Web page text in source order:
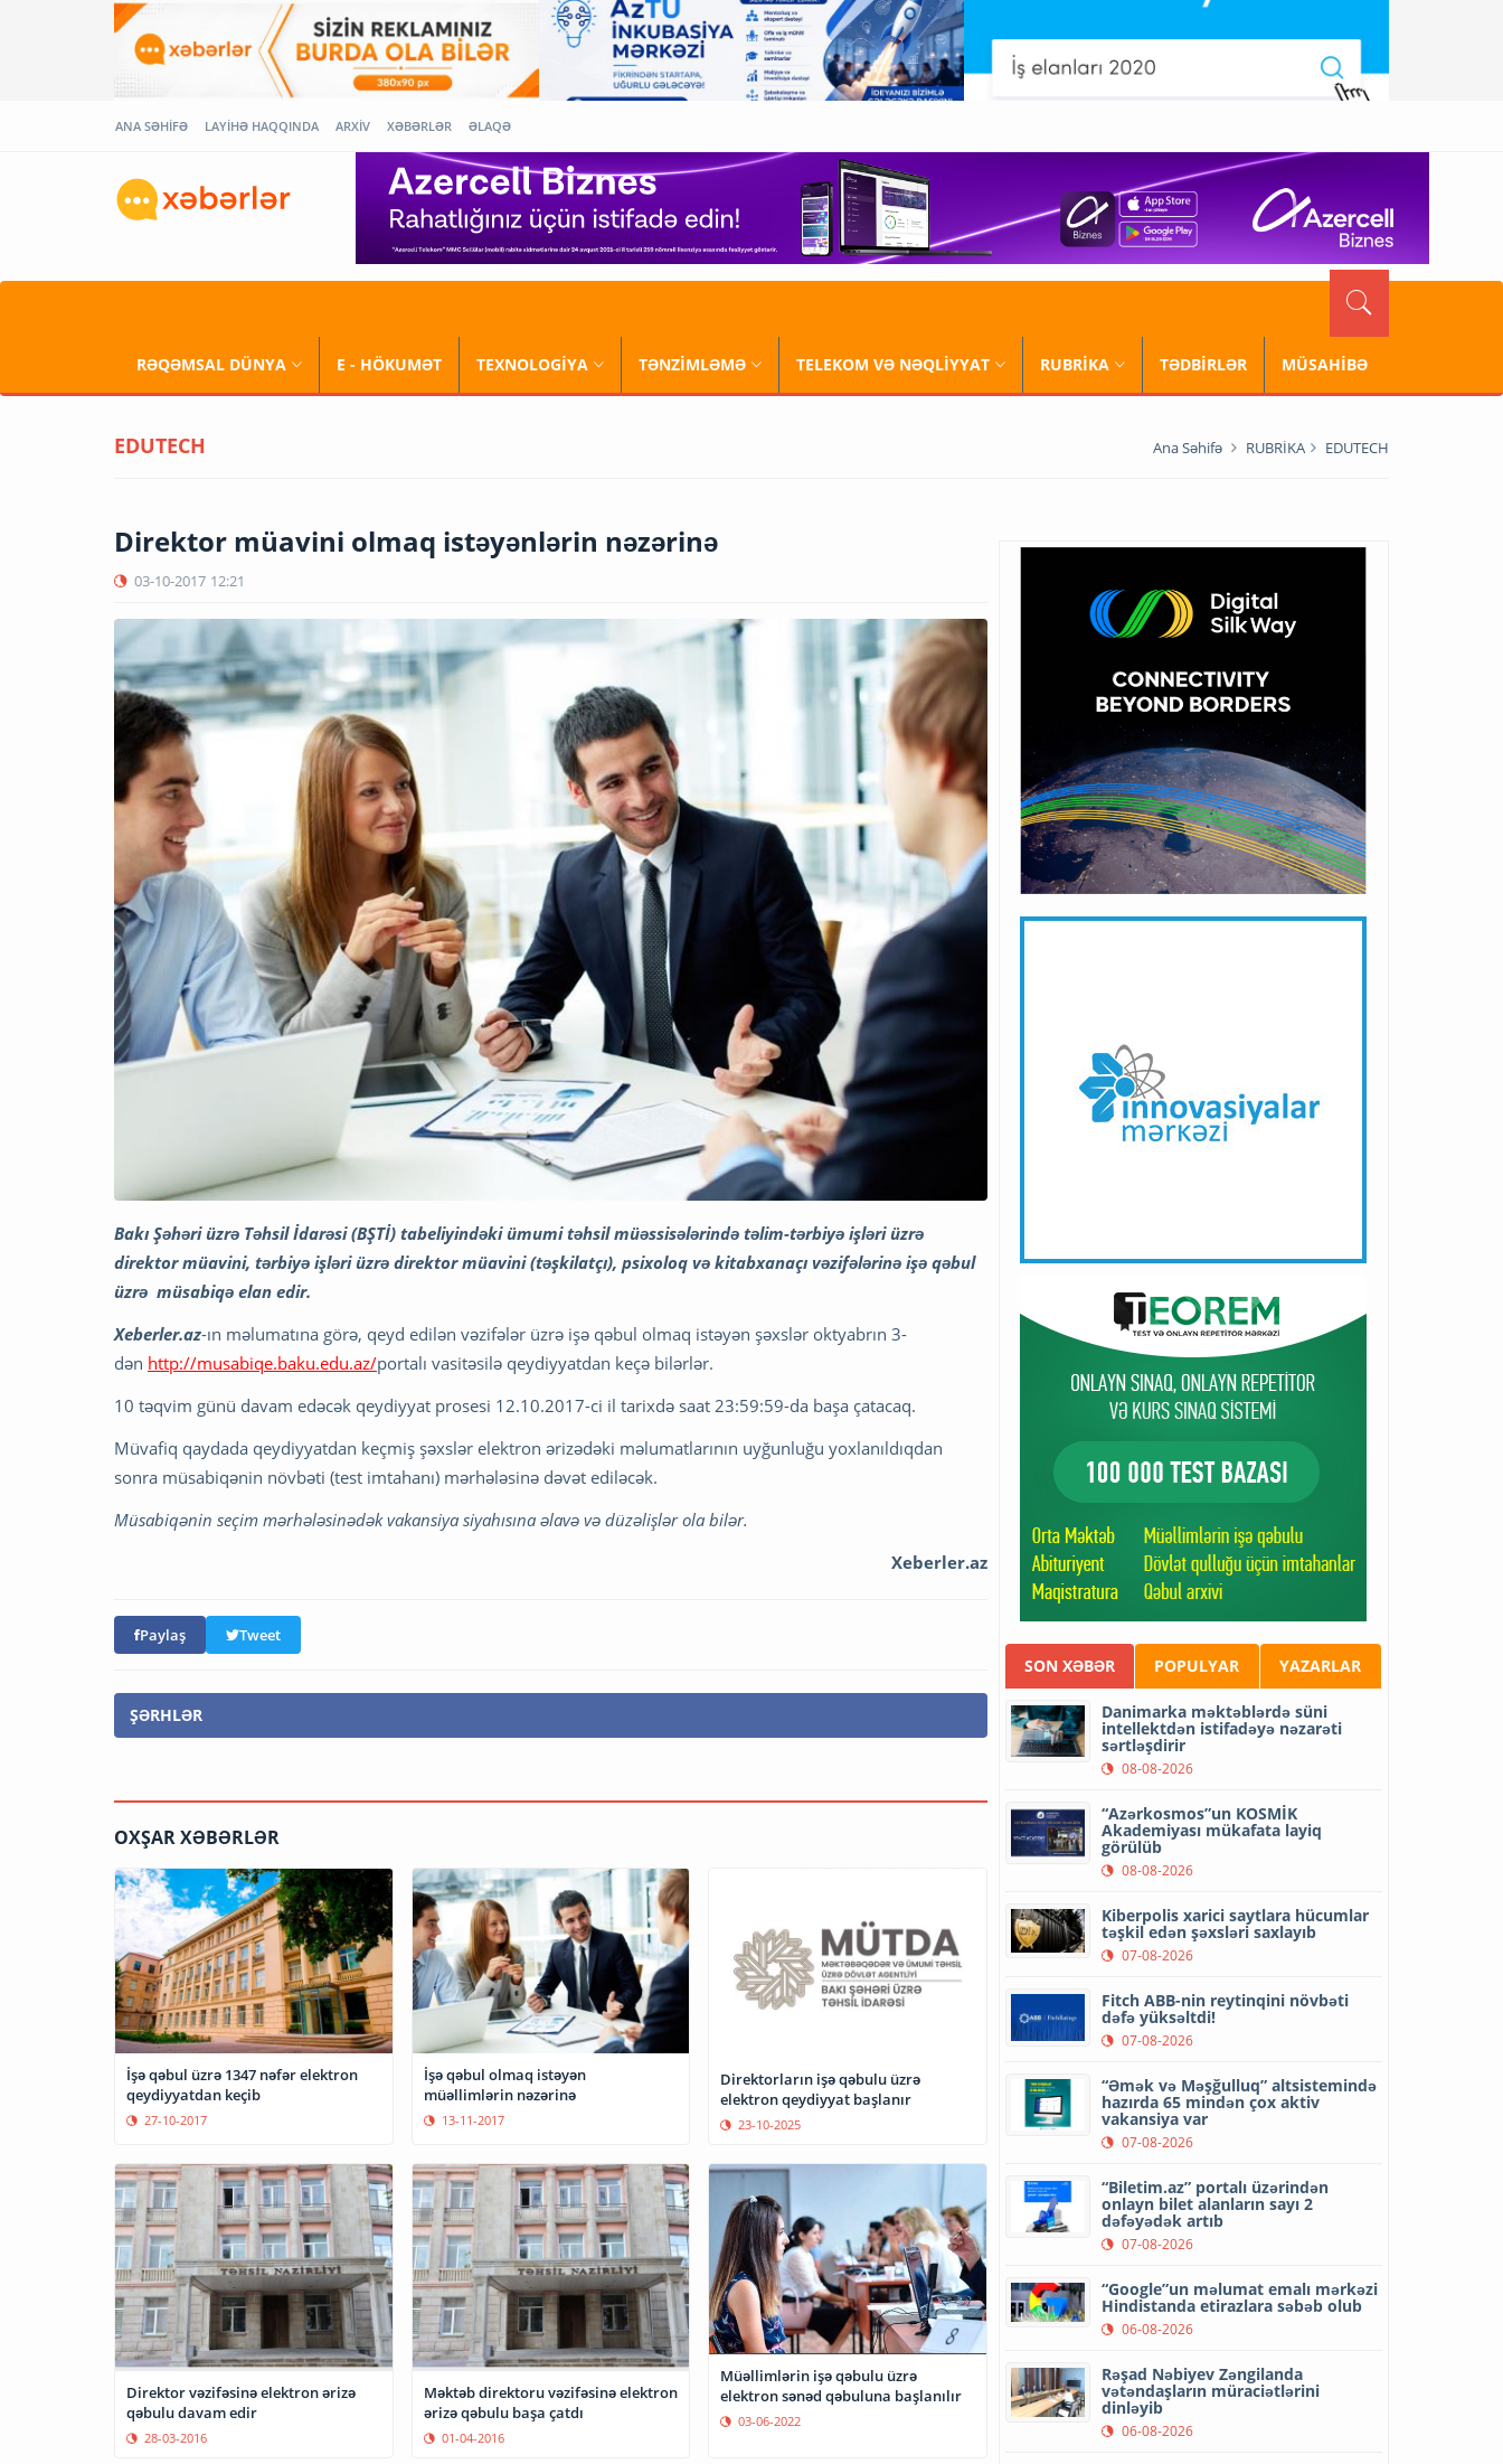
ANA SƏHİFƏ LAYİHƏ HAQQINDA ARXİV XƏBƏRLƏR ƏLAQƏ
RƏQƏMSAL DÜNYA E - HÖKUMƏT TEXNOLOGİYA TƏNZİMLƏMƏ TELEKOM VƏ NƏQLİYYAT RUBRİKA TƏDBİRLƏR MÜSAHİBƏ
EDUTECH Ana Səhifə RUBRİKA EDUTECH
Direktor müavini olmaq istəyənlərin nəzərinə
03-10-2017 12:21
Bakı Şəhəri üzrə Təhsil İdarəsi (BŞTİ) tabeliyindəki ümumi təhsil müəssisələrində təlim-tərbiyə işləri üzrə
direktor müavini, tərbiyə işləri üzrə direktor müavini (təşkilatçı), psixoloq və kitabxanaçı vəzifələrinə işə qəbul
üzrə müsabiqə elan edir.
Xeberler.az-ın məlumatına görə, qeyd edilən vəzifələr üzrə işə qəbul olmaq istəyən şəxslər oktyabrın 3-
dən http://musabiqe.baku.edu.az/portalı vasitəsilə qeydiyyatdan keçə bilərlər.
10 təqvim günü davam edəcək qeydiyyat prosesi 12.10.2017-ci il tarixdə saat 23:59:59-da başa çatacaq.
Müvafiq qaydada qeydiyyatdan keçmiş şəxslər elektron ərizədəki məlumatlarının uyğunluğu yoxlanıldıqdan
sonra müsabiqənin növbəti (test imtahanı) mərhələsinə dəvət ediləcək.
Müsabiqənin seçim mərhələsinədək vakansiya siyahısına əlavə və düzəlişlər ola bilər.
Xeberler.az
Paylaş Tweet
ŞƏRHLƏR
OXŞAR XƏBƏRLƏR
İşə qəbul üzrə 1347 nəfər elektron
qeydiyyatdan keçib
27-10-2017
İşə qəbul olmaq istəyən
müəllimlərin nəzərinə
13-11-2017
Direktorların işə qəbulu üzrə
elektron qeydiyyat başlanır
23-10-2025
Direktor vəzifəsinə elektron ərizə
qəbulu davam edir
28-03-2016
Məktəb direktoru vəzifəsinə elektron
ərizə qəbulu başa çatdı
01-04-2016
Müəllimlərin işə qəbulu üzrə
elektron sənəd qəbuluna başlanılır
03-06-2022
SON XƏBƏR POPULYAR YAZARLAR
Danimarka məktəblərdə süni
intellektdən istifadəyə nəzarəti
sərtləşdirir
08-08-2026
“Azərkosmos”un KOSMİK
Akademiyası mükafata layiq
görülüb
08-08-2026
Kiberpolis xarici saytlara hücumlar
təşkil edən şəxsləri saxlayıb
07-08-2026
Fitch ABB-nin reytinqini növbəti
dəfə yüksəltdi!
07-08-2026
“Əmək və Məşğulluq” altsistemində
hazırda 65 mindən çox aktiv
vakansiya var
07-08-2026
“Biletim.az” portalı üzərindən
onlayn bilet alanların sayı 2
dəfəyədək artıb
07-08-2026
“Google”un məlumat emalı mərkəzi
Hindistanda etirazlara səbəb olub
06-08-2026
Rəşad Nəbiyev Zəngilanda
vətəndaşların müraciətlərini
dinləyib
06-08-2026